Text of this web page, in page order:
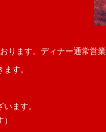
ります。ディナー通常営業
す。
ます。